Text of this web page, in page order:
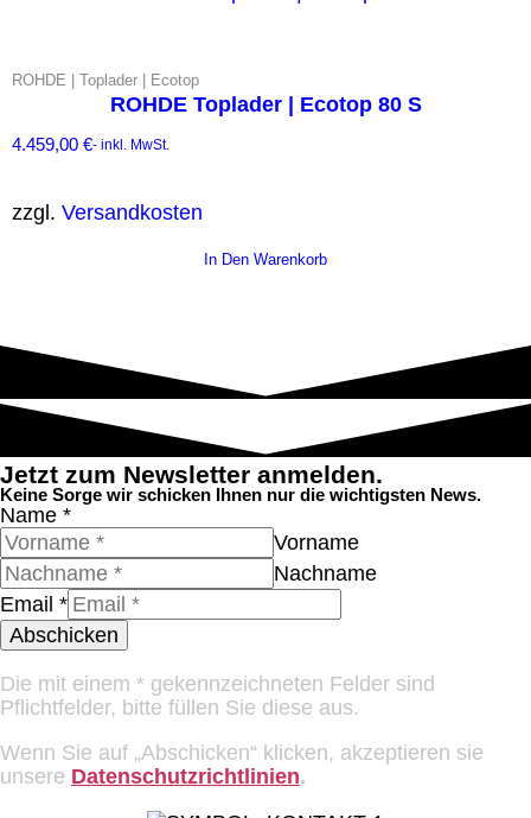
ROHDE | Toplader | Ecotop
ROHDE Toplader | Ecotop 80 S
4.459,00 €- inkl. MwSt.
In Den Warenkorb
zzgl. Versandkosten
Jetzt zum Newsletter anmelden.
Keine Sorge wir schicken Ihnen nur die wichtigsten News.
Name *
Vorname
Nachname
Email *
Abschicken
Die mit einem * gekennzeichneten Felder sind
Pflichtfelder, bitte füllen Sie diese aus.
Wenn Sie auf „Abschicken“ klicken, akzeptieren sie
unsere Datenschutzrichtlinien.